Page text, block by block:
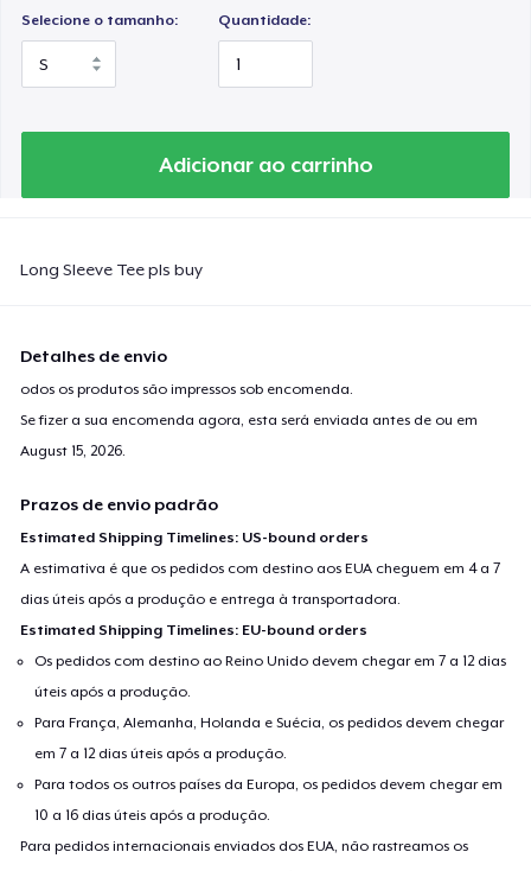
Selecione o tamanho: Quantidade:
Adicionar ao carrinho
Long Sleeve Tee pls buy
Detalhes de envio
odos os produtos são impressos sob encomenda.
Se fizer a sua encomenda agora, esta será enviada antes de ou em
August 15, 2026
Prazos de envio padrão
Estimated Shipping Timelines: US-bound orders
A estimativa é que os pedidos com destino aos EUA cheguem em 4 a 7
dias úteis após a produção e entrega à transportadora.
Estimated Shipping Timelines: EU-bound orders
Os pedidos com destino ao Reino Unido devem chegar em 7 a 12 dias
úteis após a produção.
Para França, Alemanha, Holanda e Suécia, os pedidos devem chegar
em 7 a 12 dias úteis após a produção.
Para todos os outros países da Europa, os pedidos devem chegar em
10 a 16 dias úteis após a produção.
Para pedidos internacionais enviados dos EUA, não rastreamos os